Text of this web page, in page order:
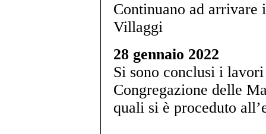
Continuano ad
Villaggi
28 gennaio 2022
Si sono conclusi i
Congregazione delle
quali si è proceduto